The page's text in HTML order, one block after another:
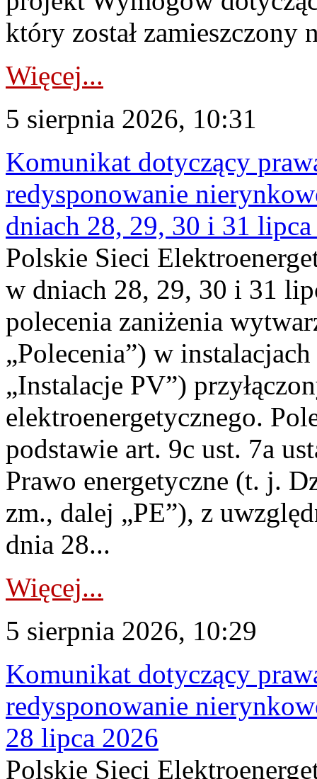
który został zamieszczony
Więcej...
5 sierpnia 2026, 10:31
Komunikat dotyczący
redysponowanie
dniach 28, 29, 30 i 31
Polskie Sieci
w dniach 28, 29, 30 i 31
polecenia zaniżenia
„Polecenia”) w
„Instalacje PV”)
elektroenergetycznego.
podstawie art. 9c ust. 7a
Prawo energetyczne (t. j.
zm., dalej „PE”), z
dnia 28...
Więcej...
5 sierpnia 2026, 10:29
Komunikat dotyczący
redysponowanie
28 lipca 2026
Polskie Sieci